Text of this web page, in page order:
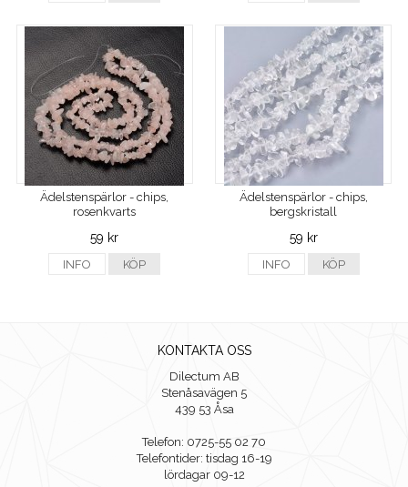
Ädelstenspärlor - chips,
rosenkvarts
59 kr
INFO KÖP
Ädelstenspärlor - chips,
bergskristall
59 kr
INFO KÖP
KONTAKTA OSS
Dilectum AB
Stenåsavägen 5
439 53 Åsa
Telefon: 0725-55 02 70
Telefontider: tisdag 16-19
lördagar 09-12